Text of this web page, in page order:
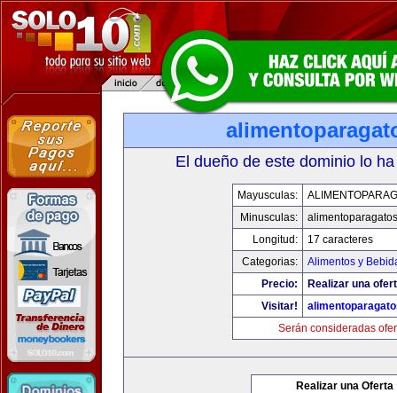
El dueño de este dominio lo
Mayusculas:
Minusculas:
Longitud:
17 caracteres
Categorias:
Alimentos y
Precio:
Realizar una
Visitar!
Serán consideradas
Realizar una Oferta